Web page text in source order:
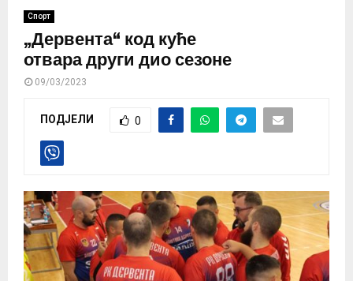
Спорт
„Дервента“ код куће
отвара други дио сезоне
09/03/2023
ПОДЈЕЛИ 0